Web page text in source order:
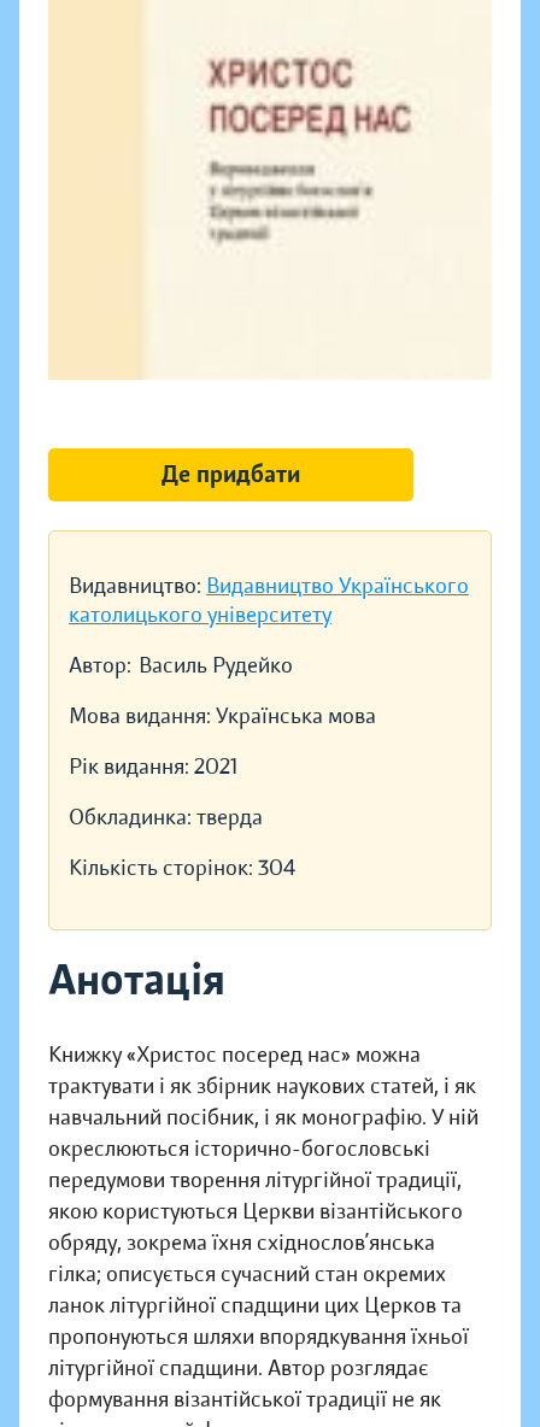
Видавництво: Видавництво Українського
католицького університету
Автор: Василь Рудейко
Мова видання: Українська мова
Рік видання: 2021
Обкладинка: тверда
Кількість сторінок: 304
Анотація
Книжку «Христос посеред нас» можна
трактувати і як збірник наукових статей, і як
навчальний посібник, і як монографію. У ній
окреслюються історично-богословські
передумови творення літургійної традиції,
якою користуються Церкви візантійського
обряду, зокрема їхня східнослов’янська
гілка; описується сучасний стан окремих
ланок літургійної спадщини цих Церков та
пропонуються шляхи впорядкування їхньої
літургійної спадщини. Автор розглядає
формування візантійської традиції не як
Де придбати